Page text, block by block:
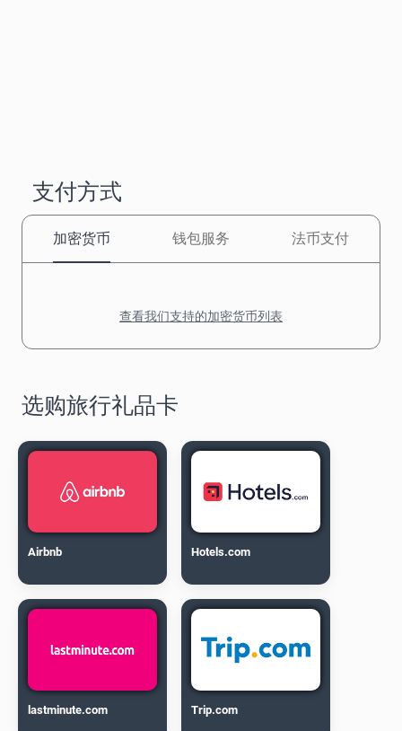
支付方式
加密货币 钱包服务 法币支付
查看我们支持的加密货币列表
选购旅行礼品卡
Airbnb Hotels.com
lastminute.com Trip.com